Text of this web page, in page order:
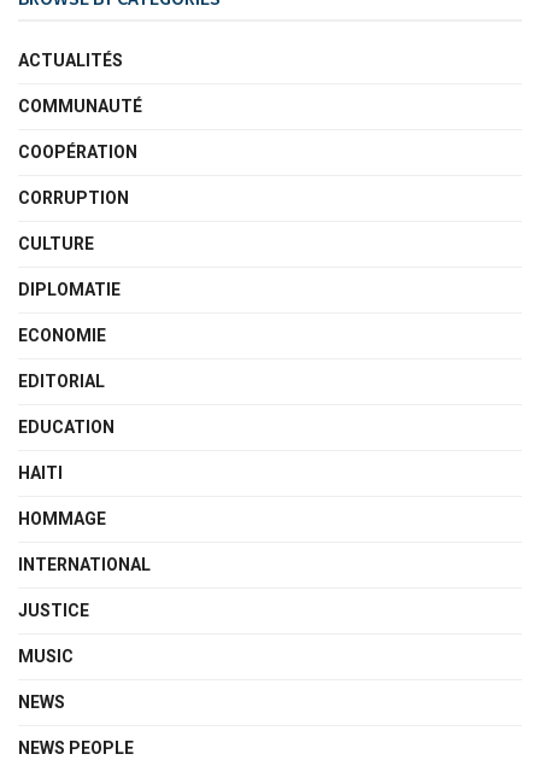
ACTUALITÉS
COMMUNAUTÉ
COOPÉRATION
CORRUPTION
CULTURE
DIPLOMATIE
ECONOMIE
EDITORIAL
EDUCATION
HAITI
HOMMAGE
INTERNATIONAL
JUSTICE
MUSIC
NEWS
NEWS PEOPLE